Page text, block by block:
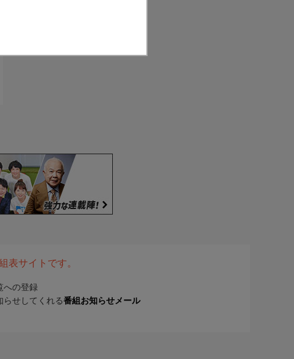
表サイトです。
への登録
らせしてくれる番組お知らせメール